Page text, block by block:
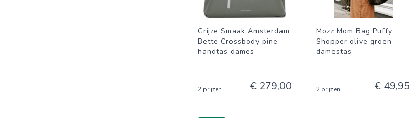
Grijze Smaak Amsterdam
Bette Crossbody pine
handtas dames
2 prijzen € 279,00
Mozz Mom Bag Puffy
Shopper olive groen
damestas
2 prijzen € 49,95